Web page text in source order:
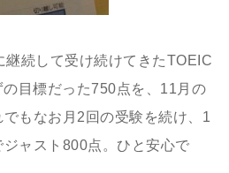
継続して受け続けてきたTOEIC
の目標だった750点を、11月の
もなお月2回の受験を続け、1
ャスト800点。ひと安心で